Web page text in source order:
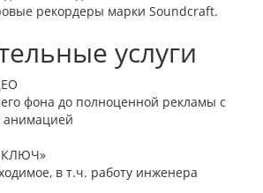
рекордеры марки Soundcraft.
услуги
фона до полноценной рекламы с
анимацией
КЛЮЧ»
в т.ч. работу инженера